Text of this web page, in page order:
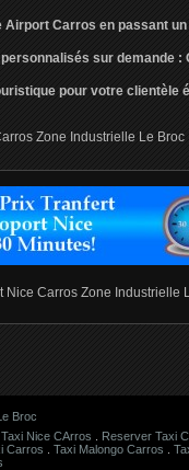
Airport Carros en passant
sur demande :
pour votre clientèle
Zone Industrielle Le Broc
Nice Carros Zone Industrielle
Broc
Nice CArros
Reserver Taxi
Carros Taxi Malongo Carros